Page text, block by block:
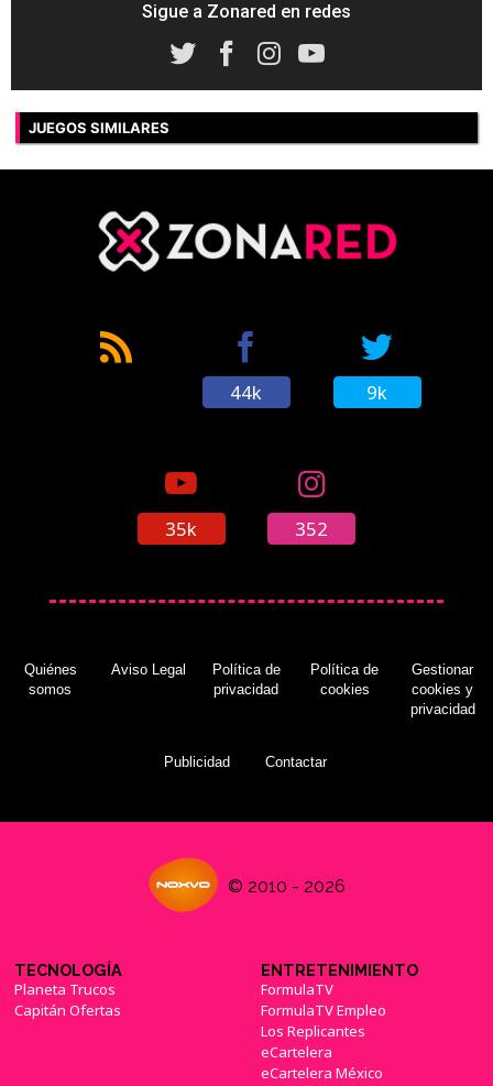
Sigue a Zonared en redes
JUEGOS SIMILARES
44k 9k
35k 352
Quiénes
somos
Aviso Legal
Política de
privacidad
Política de
cookies
Gestionar
cookies y
privacidad
Publicidad Contactar
© 2010 - 2026
TECNOLOGÍA
Planeta Trucos
Capitán Ofertas
ENTRETENIMIENTO
FormulaTV
FormulaTV Empleo
Los Replicantes
eCartelera
eCartelera México